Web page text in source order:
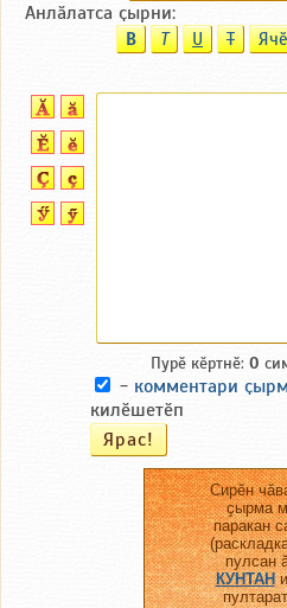
Анлӑлатса ҫырни:
B T U T
Пурӗ кӗртнӗ: 0
- комментари
килӗшетӗп
Сирӗн
ҫырма
паракан
пулсан
КУНТАН